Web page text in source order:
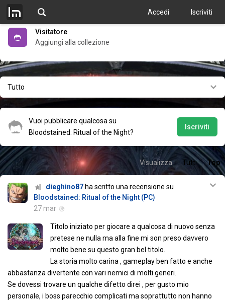
Accedi Iscriviti
12 siti
Visitatore
Aggiungi alla collezione
Tutto
Vuoi pubblicare qualcosa su
Bloodstained: Ritual of the Night?
Iscriviti
Visualizza Tutti Top
dieghino87 ha scritto una recensione su
Bloodstained: Ritual of the Night (PC)
27 mar
Titolo iniziato per giocare a qualcosa di nuovo senza
pretese ne nulla ma alla fine mi son preso davvero
molto bene su questo gran bel titolo.
La storia molto carina , gameplay ben fatto e anche
abbastanza divertente con vari nemici di molti generi.
Se dovessi trovare un qualche difetto direi , per gusto mio
personale, i boss parecchio complicati ma soprattutto non hanno